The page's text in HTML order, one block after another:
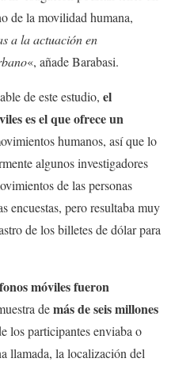
de la movilidad humana,
a la actuación en
«, añade Barabasi.
de este estudio, el
es el que ofrece un
humanos, así que lo
algunos investigadores
de las personas
encuestas, pero resultaba muy
de los billetes de dólar para
móviles fueron
demás de seis millones
los participantes enviaba o
llamada, la localización del